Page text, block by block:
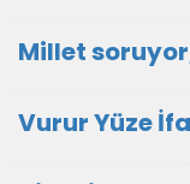
Millet
Vurur Yüze